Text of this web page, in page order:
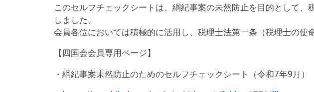
このセルフチェックシートは、綱紀事案の未然防止を目的として
しました。
会員各位においては積極的に活用し、税理士法第一条（税理士の使
【四国会会員専用ページ】
・綱紀事案未然防止のためのセルフチェックシート（令和7年9月）